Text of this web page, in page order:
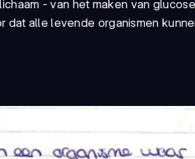
- van het maken van
alle levende organismen